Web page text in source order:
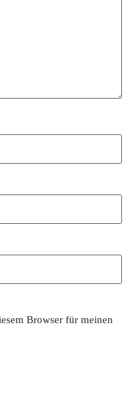
Browser für meinen